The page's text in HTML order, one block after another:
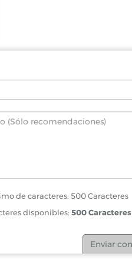
de caracteres: 500 Caracteres
disponibles: 500 Caracteres